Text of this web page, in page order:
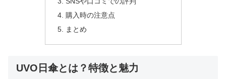
購入時の注意点
まとめ
UVO日傘とは？特徴と魅力